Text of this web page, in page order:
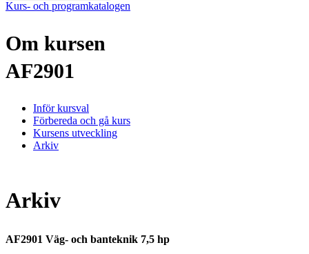
Kurs- och programkatalogen
Om kursen
AF2901
Inför kursval
Förbereda och gå kurs
Kursens utveckling
Arkiv
Arkiv
AF2901 Väg- och banteknik 7,5 hp